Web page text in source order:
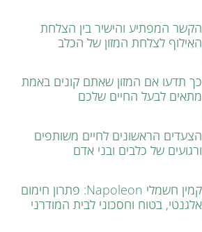
הקשר המפתיע והישיר בין הצלחת
האילוף לצלחת המזון של הכלב
כך תדעו אם המזון שאתם קונים באמת
מתאים לבעל החיים שלכם
הצעדים הראשונים לחיים משותפים
ורגועים של כלבים ובני אדם
קמין חשמלי Napoleon: פתרון חימום
אלגנטי, בטוח וחסכוני לבית המודרני